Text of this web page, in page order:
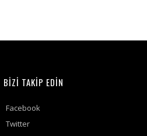
BİZİ TAKİP EDİN
Facebook
Twitter